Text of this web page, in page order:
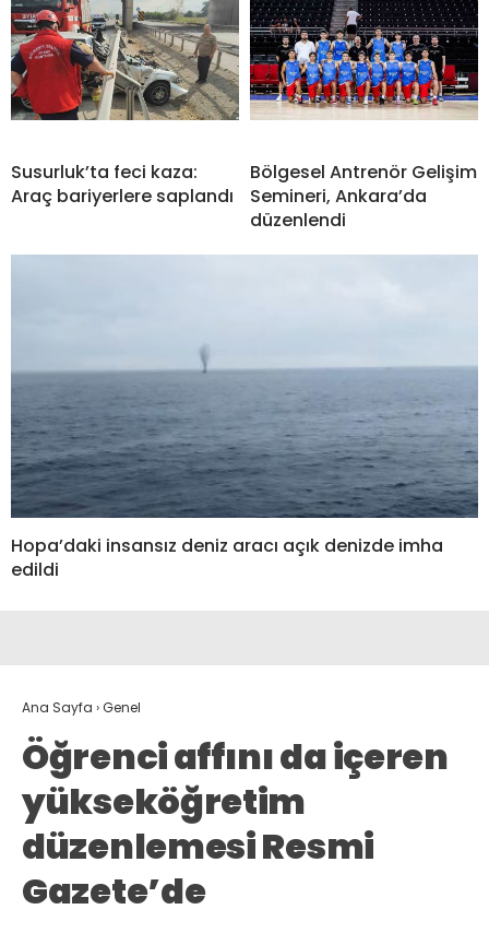
Susurluk’ta feci kaza:
Araç bariyerlere saplandı
Bölgesel Antrenör Gelişim
Semineri, Ankara’da
düzenlendi
Hopa’daki insansız deniz aracı açık denizde imha
edildi
Ana Sayfa ›Genel
Öğrenci affını da içeren
yükseköğretim
düzenlemesi Resmi
Gazete’de